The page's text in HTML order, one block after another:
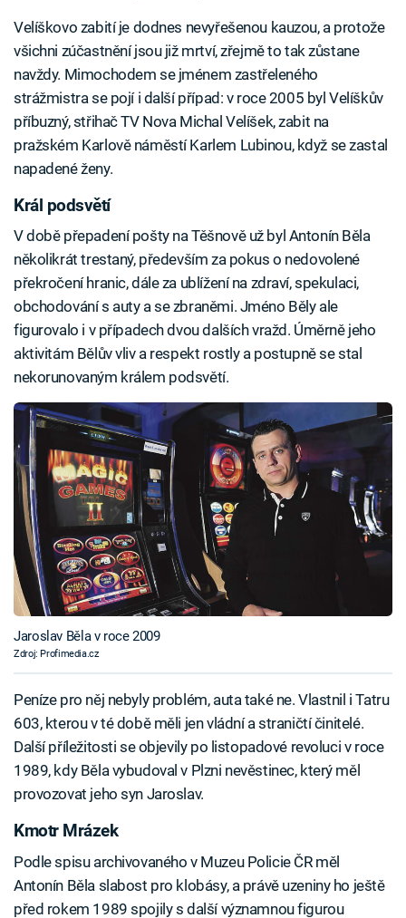
Velíškovo zabití je dodnes nevyřešenou kauzou, a protože
všichni zúčastnění jsou již mrtví, zřejmě to tak zůstane
navždy. Mimochodem se jménem zastřeleného
strážmistra se pojí i další případ: v roce 2005 byl Velíškův
příbuzný, střihač TV Nova Michal Velíšek, zabit na
pražském Karlově náměstí Karlem Lubinou, když se zastal
napadené ženy.
Král podsvětí
V době přepadení pošty na Těšnově už byl Antonín Běla
několikrát trestaný, především za pokus o nedovolené
překročení hranic, dále za ublížení na zdraví, spekulaci,
obchodování s auty a se zbraněmi. Jméno Běly ale
figurovalo i v případech dvou dalších vražd. Úměrně jeho
aktivitám Bělův vliv a respekt rostly a postupně se stal
nekorunovaným králem podsvětí.
Jaroslav Běla v roce 2009
Zdroj: Profimedia.cz
Peníze pro něj nebyly problém, auta také ne. Vlastnil i Tatru
603, kterou v té době měli jen vládní a straničtí činitelé.
Další příležitosti se objevily po listopadové revoluci v roce
1989, kdy Běla vybudoval v Plzni nevěstinec, který měl
provozovat jeho syn Jaroslav.
Kmotr Mrázek
Podle spisu archivovaného v Muzeu Policie ČR měl
Antonín Běla slabost pro klobásy, a právě uzeniny ho ještě
před rokem 1989 spojily s další významnou figurou